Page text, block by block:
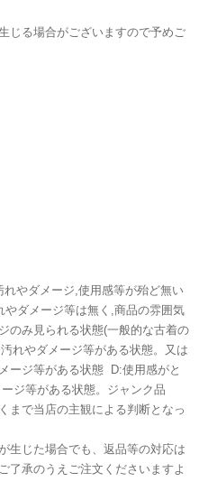
じる場合がございますので予めご
やダメージ,使用感等が殆ど無い
ダメージ等は無く,商品の雰囲気
のみ見られる状態(一般的な古着の
れやダメージ等がある状態。又は
ージ等がある状態 D:使用感がと
ジ等がある状態。ジャンク品
まで当店の主観による判断となっ
生じた場合でも、返品等の対応は
了承のうえご注文くださいますよ